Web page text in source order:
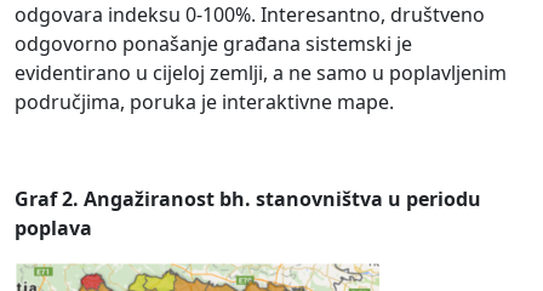
odgovara indeksu 0-100%. Interesantno, društveno
odgovorno ponašanje građana sistemski je
evidentirano u cijeloj zemlji, a ne samo u poplavljenim
područjima, poruka je interaktivne mape.
Graf 2. Angažiranost bh. stanovništva u periodu
poplava